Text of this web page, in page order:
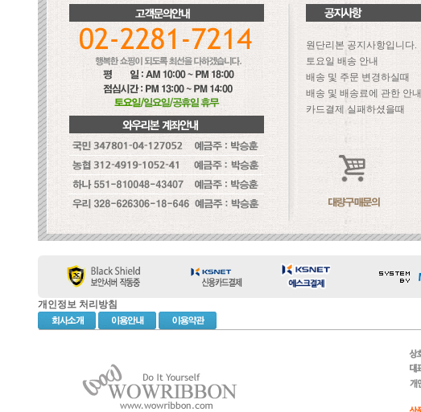
원단리본 공지사항입니다.
토요일 배송 안내
배송 및 주문 변경하실때
배송 및 배송료에 관한 안내
카드결제 실패하셨을때
개인정보 처리방침